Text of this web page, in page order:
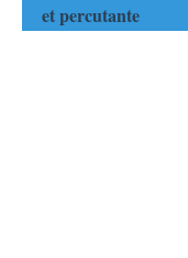
et percutante